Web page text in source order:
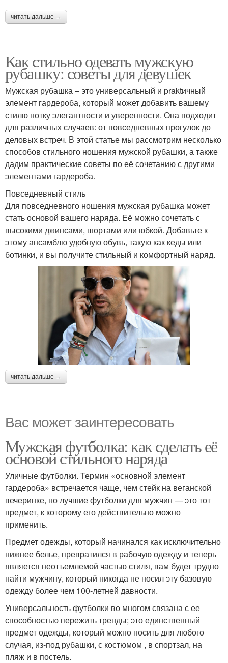
читать дальше →
Как стильно одевать мужскую
рубашку: советы для девушек
Мужская рубашка – это универсальный и praktичный
элемент гардероба, который может добавить вашему
стилю нотку элегантности и уверенности. Она подходит
для различных случаев: от повседневных прогулок до
деловых встреч. В этой статье мы рассмотрим несколько
способов стильного ношения мужской рубашки, а также
дадим практические советы по её сочетанию с другими
элементами гардероба.
Повседневный стиль
Для повседневного ношения мужская рубашка может
стать основой вашего наряда. Её можно сочетать с
высокими джинсами, шортами или юбкой. Добавьте к
этому ансамблю удобную обувь, такую как кеды или
ботинки, и вы получите стильный и комфортный наряд.
читать дальше →
Вас может заинтересовать
Мужская футболка: как сделать её
основой стильного наряда
Уличные футболки. Термин «основной элемент
гардероба» встречается чаще, чем стейк на веганской
вечеринке, но лучшие футболки для мужчин — это тот
предмет, к которому его действительно можно
применить.
Предмет одежды, который начинался как исключительно
нижнее белье, превратился в рабочую одежду и теперь
является неотъемлемой частью стиля, вам будет трудно
найти мужчину, который никогда не носил эту базовую
одежду более чем 100-летней давности.
Универсальность футболки во многом связана с ее
способностью пережить тренды; это единственный
предмет одежды, который можно носить для любого
случая, из-под рубашки, с костюмом , в спортзал, на
пляж и в постель.